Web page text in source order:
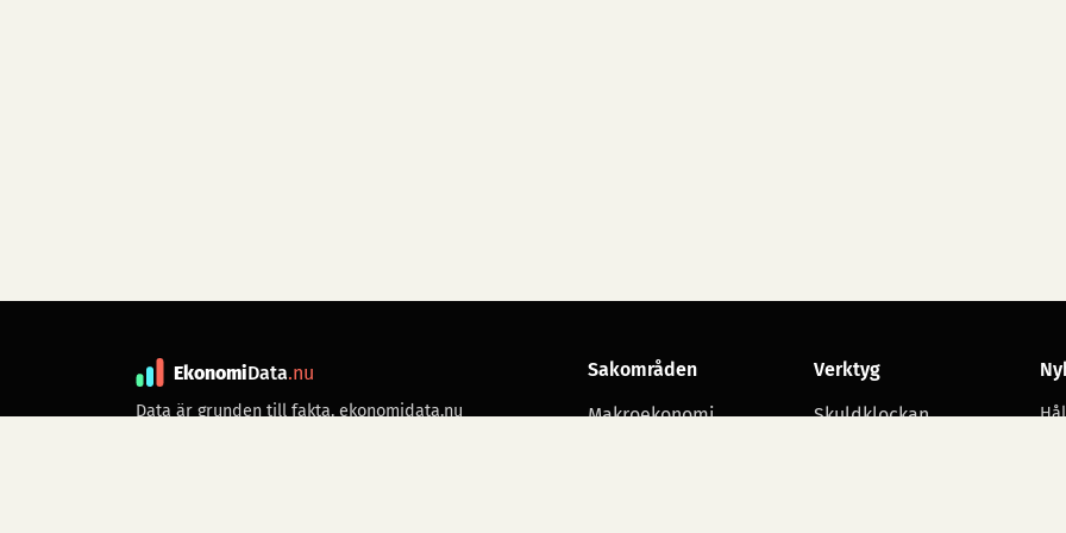
EkonomiData.nu
Data är grunden till fakta. ekonomidata.nu
Sakområden
Makroekonomi
Verktyg
Skuldklockan